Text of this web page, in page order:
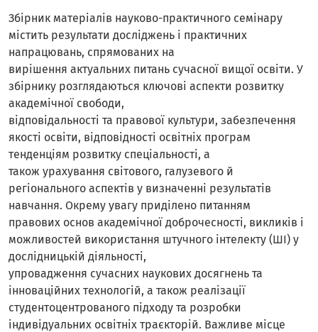
Збірник матеріалів науково-практичного семінару
містить результати досліджень і практичних
напрацювань, спрямованих на
вирішення актуальних питань сучасної вищої освіти. У
збірнику розглядаються ключові аспекти розвитку
академічної свободи,
відповідальності та правової культури, забезпечення
якості освіти, відповідності освітніх програм
тенденціям розвитку спеціальності, а
також урахування світового, галузевого й
регіонального аспектів у визначенні результатів
навчання. Окрему увагу приділено питанням
правових основ академічної доброчесності, викликів і
можливостей використання штучного інтелекту (ШІ) у
дослідницькій діяльності,
упровадження сучасних наукових досягнень та
інноваційних технологій, а також реалізації
студентоцентрованого підходу та розробки
індивідуальних освітніх траєкторій. Важливе місце